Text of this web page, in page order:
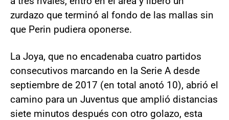
zurdazo que terminó al fondo de las mallas sin
que Perin pudiera oponerse.
La Joya, que no encadenaba cuatro partidos
consecutivos marcando en la Serie A desde
septiembre de 2017 (en total anotó 10), abrió el
camino para un Juventus que amplió distancias
siete minutos después con otro golazo, esta